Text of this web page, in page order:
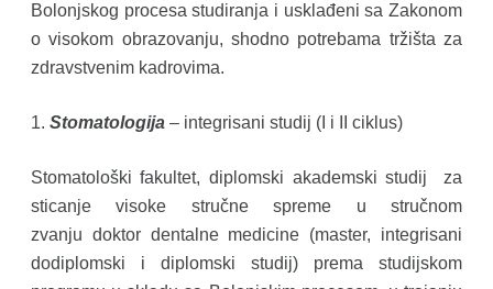
Bolonjskog procesa studiranja i usklađeni sa Zakonom
o visokom obrazovanju, shodno potrebama tržišta za
zdravstvenim kadrovima.
1. Stomatologija– integrisani studij (I i II ciklus)
Stomatološki fakultet, diplomski akademski studij za
sticanje visoke stručne spreme u stručnom
zvanju doktor dentalne medicine (master, integrisani
dodiplomski i diplomski studij) prema studijskom